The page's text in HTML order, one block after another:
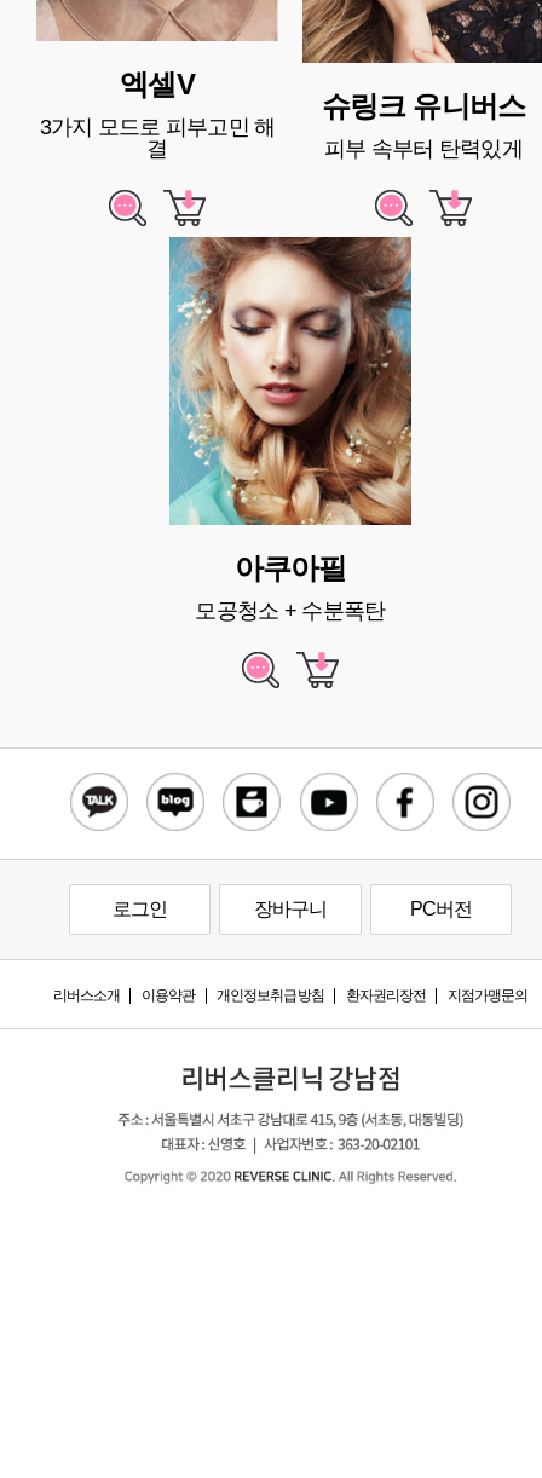
엑셀V
3가지 모드로 피부고민 해
결
슈링크 유니버스
피부 속부터 탄력있게
아쿠아필
모공청소 + 수분폭탄
로그인 장바구니 PC버전
리버스소개 이용약관 개인정보취급방침 환자권리장전 지점가맹문의